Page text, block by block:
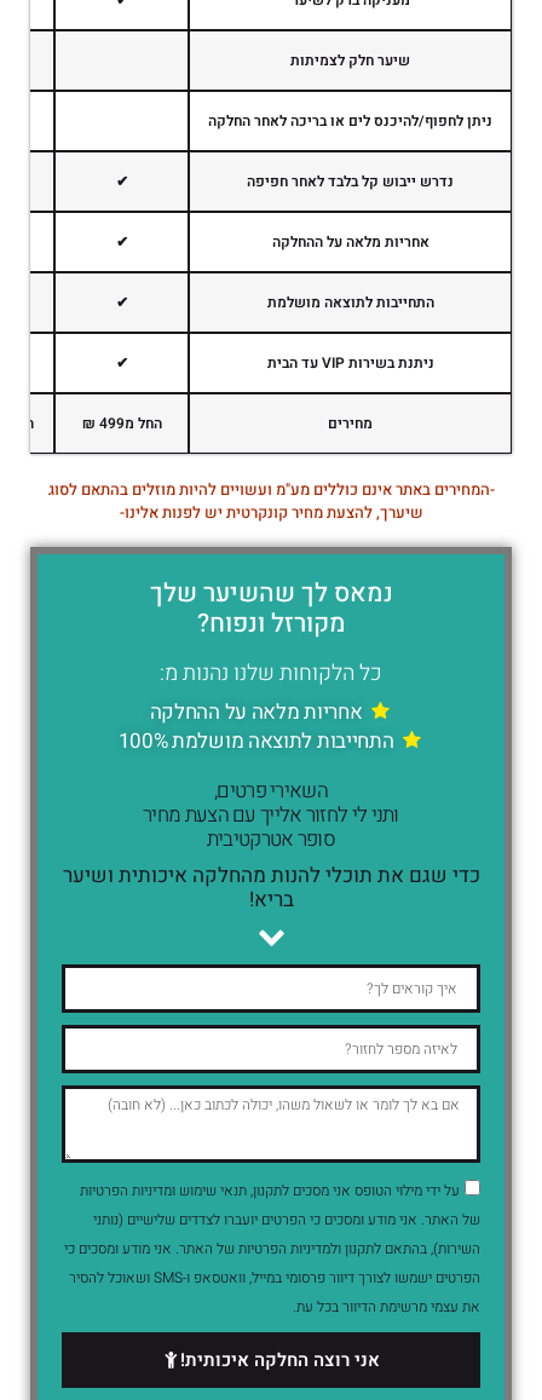
שיער חלק לצמיתות
ניתן לחפוף/להיכנס לים או בריכה לאחר החלקה
נדרש ייבוש קל בלבד לאחר חפיפה ✔
אחריות מלאה על ההחלקה ✔
התחייבות לתוצאה מושלמת ✔
ניתנת בשירות VIP עד הבית ✔
מחירים החל מ499 ₪ החל
-המחירים באתר אינם כוללים מע"מ ועשויים להיות מוזלים בהתאם לסוג
שיערך, להצעת מחיר קונקרטית יש לפנות אלינו-
נמאס לך שהשיער שלך
מקורזל ונפוח?
כל הלקוחות שלנו נהנות מ:
אחריות מלאה על ההחלקה
התחייבות לתוצאה מושלמת 100%
השאירי פרטים,
ותני לי לחזור אלייך עם הצעת מחיר
סופר אטרקטיבית
כדי שגם את תוכלי להנות מהחלקה איכותית ושיער
בריא!
על ידי מילוי הטופס אני מסכים לתקנון, תנאי שימוש ומדיניות הפרטיות
של האתר. אני מודע ומסכים כי הפרטים יועברו לצדדים שלישיים (נותני
השירות), בהתאם לתקנון ולמדיניות הפרטיות של האתר. אני מודע ומסכים כי
הפרטים ישמשו לצורך דיוור פרסומי במייל, וואטסאפ ו-SMS ושאוכל להסיר
את עצמי מרשימת הדיוור בכל עת.
אני רוצה החלקה איכותית!